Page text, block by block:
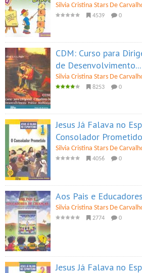
Silvia Cristina Stars De
4539 0
CDM: Curso para
de Desenvolvimento...
Silvia Cristina Stars De
8253 0
Jesus Já Falava no
Consolador
Silvia Cristina Stars De
4056 0
Aos Pais e
Silvia Cristina Stars De
2774 0
Jesus Já Falava no